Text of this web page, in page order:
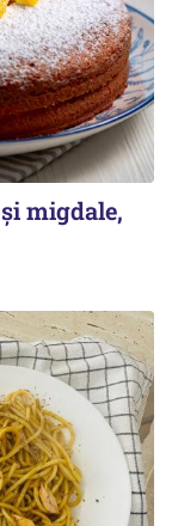
migdale,